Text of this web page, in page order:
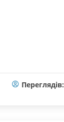
Переглядів: